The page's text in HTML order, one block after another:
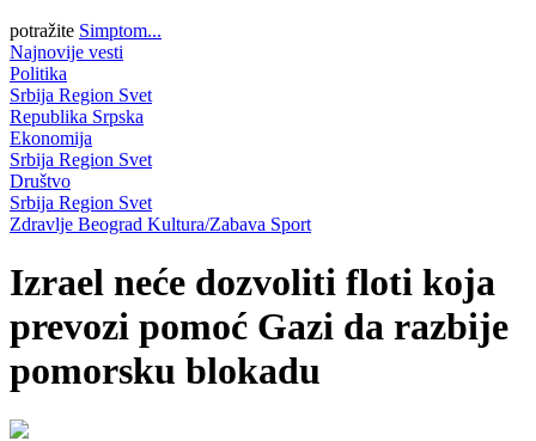
potražite Simptom...
Najnovije vesti
Politika
Srbija Region Svet
Republika Srpska
Ekonomija
Srbija Region Svet
Društvo
Srbija Region Svet
Zdravlje Beograd Kultura/Zabava Sport
Izrael neće dozvoliti floti koja
prevozi pomoć Gazi da razbije
pomorsku blokadu